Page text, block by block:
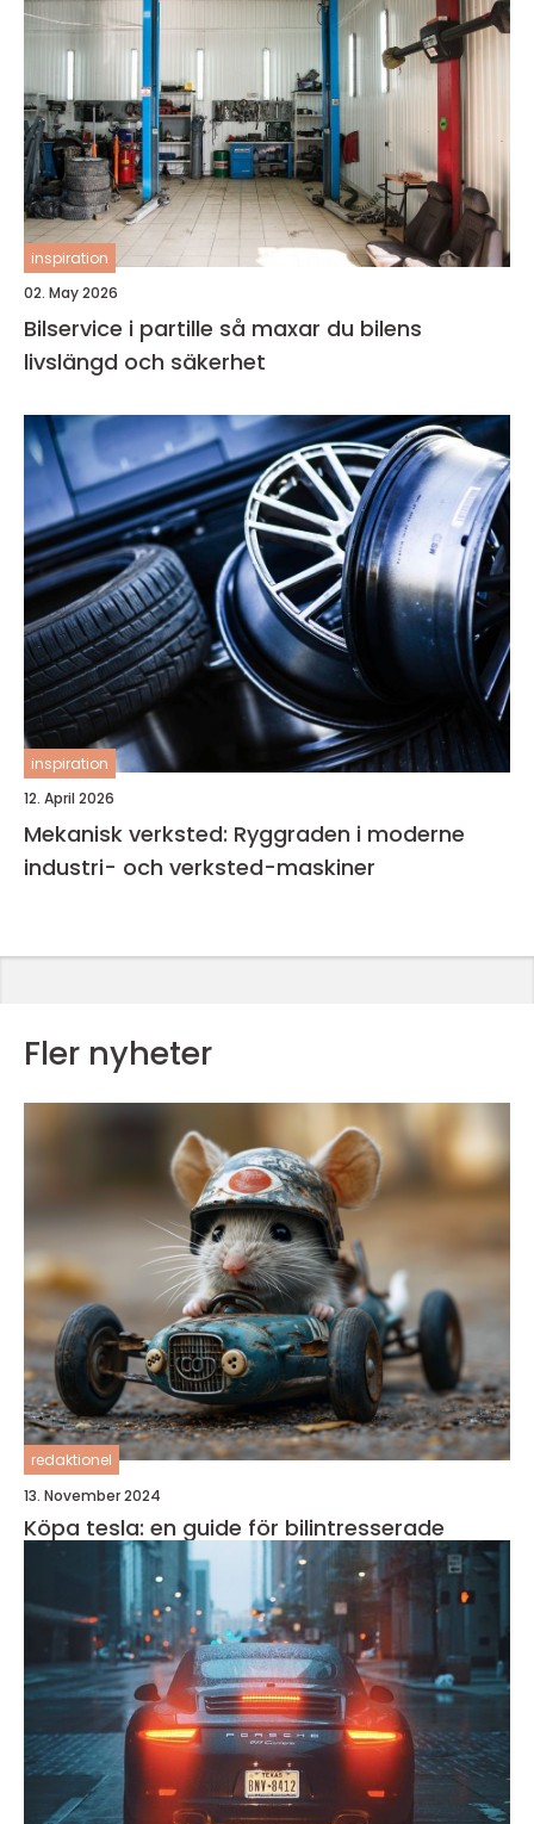
inspiration
02. May 2026
Bilservice i partille så maxar du bilens
livslängd och säkerhet
inspiration
12. April 2026
Mekanisk verksted: Ryggraden i moderne
industri- och verksted-maskiner
Fler nyheter
redaktionel
13. November 2024
Köpa tesla: en guide för bilintresserade